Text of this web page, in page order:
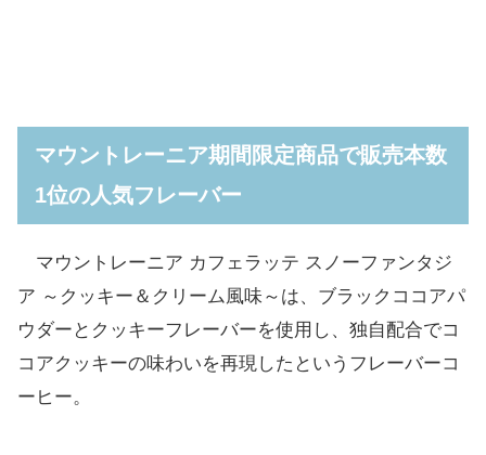
マウントレーニア期間限定商品で販売本数
1位の人気フレーバー
マウントレーニア カフェラッテ スノーファンタジ
ア ～クッキー＆クリーム風味～は、ブラックココアパ
ウダーとクッキーフレーバーを使用し、独自配合でコ
コアクッキーの味わいを再現したというフレーバーコ
ーヒー。